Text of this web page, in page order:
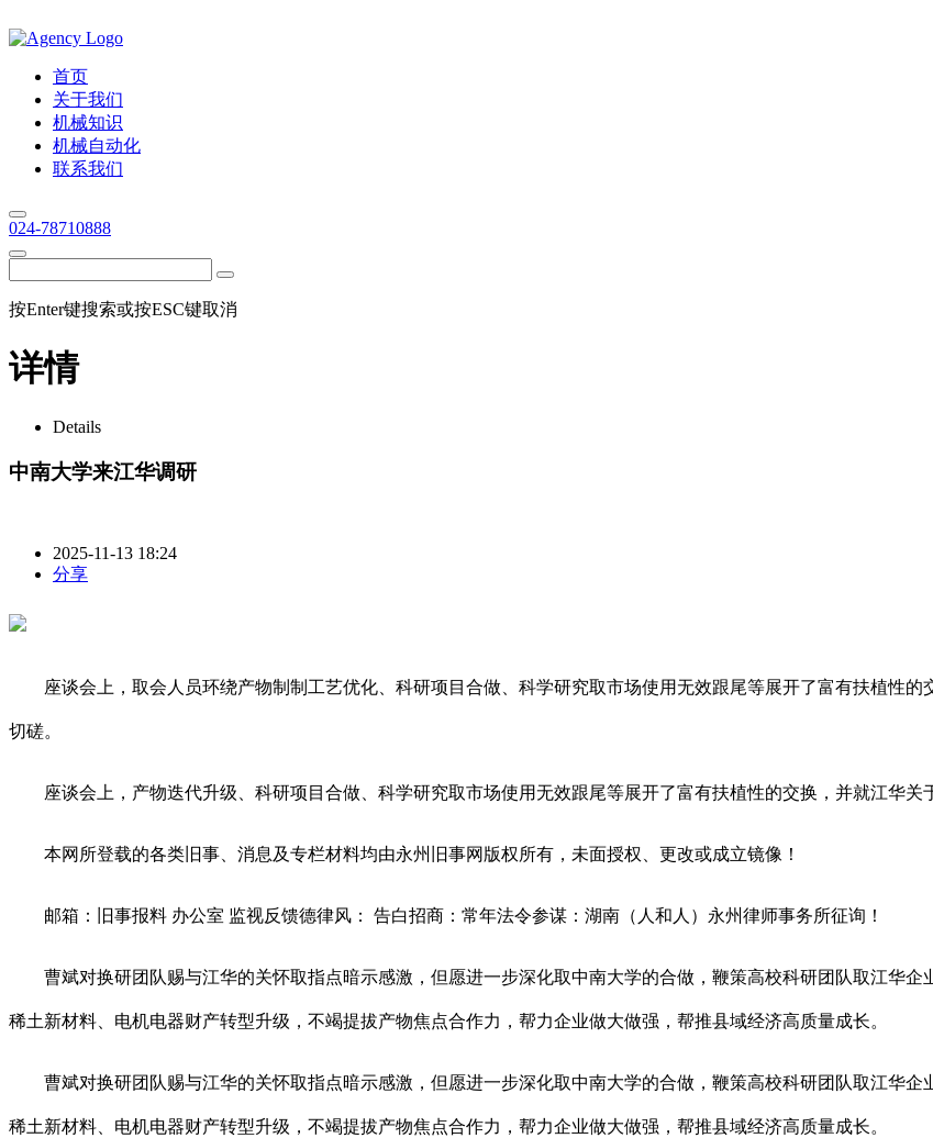
首页
关于我们
机械知识
机械自动化
联系我们
024-78710888
按Enter键搜索或按ESC键取消
详情
Details
中南大学来江华调研
2025-11-13 18:24
分享
座谈会上，取会人员环绕产物制制工艺优化、科研项目合做、科学研究取市场使用无效跟尾等展开了富有扶植性的
切磋。
座谈会上，产物迭代升级、科研项目合做、科学研究取市场使用无效跟尾等展开了富有扶植性的交换，并就江华关
本网所登载的各类旧事、消息及专栏材料均由永州旧事网版权所有，未面授权、更改或成立镜像！
邮箱：旧事报料 办公室 监视反馈德律风： 告白招商：常年法令参谋：湖南（人和人）永州律师事务所征询！
曹斌对换研团队赐与江华的关怀取指点暗示感激，但愿进一步深化取中南大学的合做，鞭策高校科研团队取江华企
稀土新材料、电机电器财产转型升级，不竭提拔产物焦点合作力，帮力企业做大做强，帮推县域经济高质量成长。
曹斌对换研团队赐与江华的关怀取指点暗示感激，但愿进一步深化取中南大学的合做，鞭策高校科研团队取江华企
稀土新材料、电机电器财产转型升级，不竭提拔产物焦点合作力，帮力企业做大做强，帮推县域经济高质量成长。